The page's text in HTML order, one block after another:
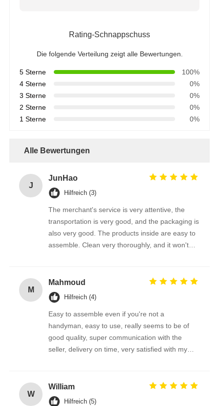
Rating-Schnappschuss
Die folgende Verteilung zeigt alle Bewertungen.
5 Sterne
100%
4 Sterne
0%
3 Sterne
0%
2 Sterne
0%
1 Sterne
0%
Alle Bewertungen
J
JunHao
Hilfreich (3)
The merchant's service is very attentive, the
transportation is very good, and the packaging is
also very good. The products inside are easy to
assemble. Clean very thoroughly, and it won't
M
Mahmoud
Hilfreich (4)
Easy to assemble even if you're not a
handyman, easy to use, really seems to be of
good quality, super communication with the
seller, delivery on time, very satisfied with my
W
William
Hilfreich (5)